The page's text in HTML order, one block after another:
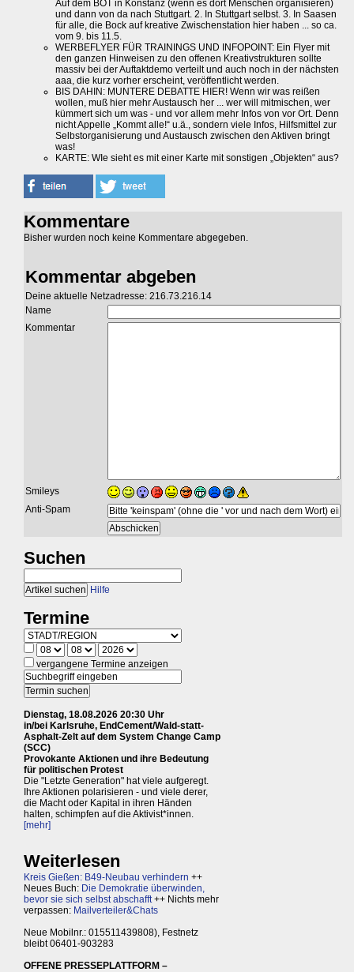
Auf dem BÖT in Konstanz (wenn es dort Menschen organisieren)
und dann von da nach Stuttgart. 2. In Stuttgart selbst. 3. In Saasen
für alle, die Bock auf kreative Zwischenstation hier haben ... so ca.
vom 9. bis 11.5.
WERBEFLYER FÜR TRAININGS UND INFOPOINT: Ein Flyer mit
den ganzen Hinweisen zu den offenen Kreativstrukturen sollte
massiv bei der Auftaktdemo verteilt und auch noch in der nächsten
aaa, die kurz vorher erscheint, veröffentlicht werden.
BIS DAHIN: MUNTERE DEBATTE HIER! Wenn wir was reißen
wollen, muß hier mehr Austausch her ... wer will mitmischen, wer
kümmert sich um was - und vor allem mehr Infos von vor Ort. Denn
nicht Appelle „Kommt alle!“ u.ä., sondern viele Infos, Hilfsmittel zur
Selbstorganisierung und Austausch zwischen den Aktiven bringt
was!
KARTE: WIe sieht es mit einer Karte mit sonstigen „Objekten“ aus?
Kommentare
Bisher wurden noch keine Kommentare abgegeben.
Kommentar abgeben
Deine aktuelle Netzadresse: 216.73.216.14
Name
Kommentar
Smileys
Anti-Spam
Suchen
Hilfe
Termine
vergangene Termine anzeigen
Dienstag, 18.08.2026 20:30 Uhr
in/bei Karlsruhe, EndCement/Wald-statt-
Asphalt-Zelt auf dem System Change Camp
(SCC)
Provokante Aktionen und ihre Bedeutung
für politischen Protest
Die "Letzte Generation" hat viele aufgeregt.
Ihre Aktionen polarisieren - und viele derer,
die Macht oder Kapital in ihren Händen
halten, schimpfen auf die Aktivist*innen.
[mehr]
Weiterlesen
Kreis Gießen: B49-Neubau verhindern ++
Neues Buch: Die Demokratie überwinden,
bevor sie sich selbst abschafft++ Nichts mehr
verpassen: Mailverteiler&Chats
Neue Mobilnr.: 015511439808), Festnetz
bleibt 06401-903283
OFFENE PRESSEPLATTFORM –